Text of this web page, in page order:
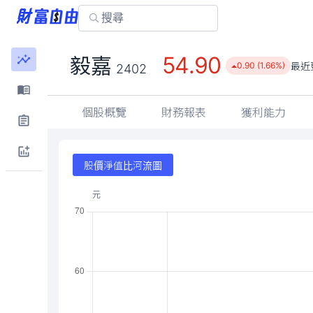
毅嘉 2402 54.90 0.90 (1.66%) 最近
個股概覽 財務報表 獲利能力
股價淨值比河流圖